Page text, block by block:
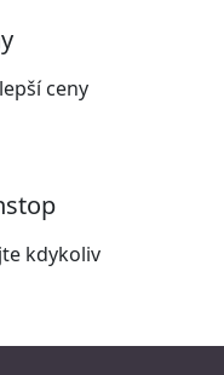
ceny
kdykoliv